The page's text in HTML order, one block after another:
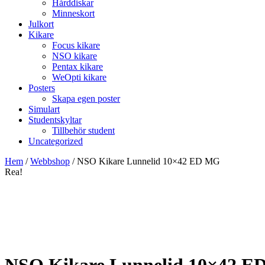
Hårddiskar
Minneskort
Julkort
Kikare
Focus kikare
NSO kikare
Pentax kikare
WeOpti kikare
Posters
Skapa egen poster
Simulart
Studentskyltar
Tillbehör student
Uncategorized
Hem /Webbshop /NSO Kikare Lunnelid 10×42 ED MG
Rea!